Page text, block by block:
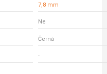
7,8 mm
Ne
Černá
-